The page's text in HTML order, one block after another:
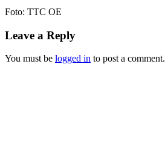
Foto: TTC OE
Leave a Reply
You must be logged in to post a comment.